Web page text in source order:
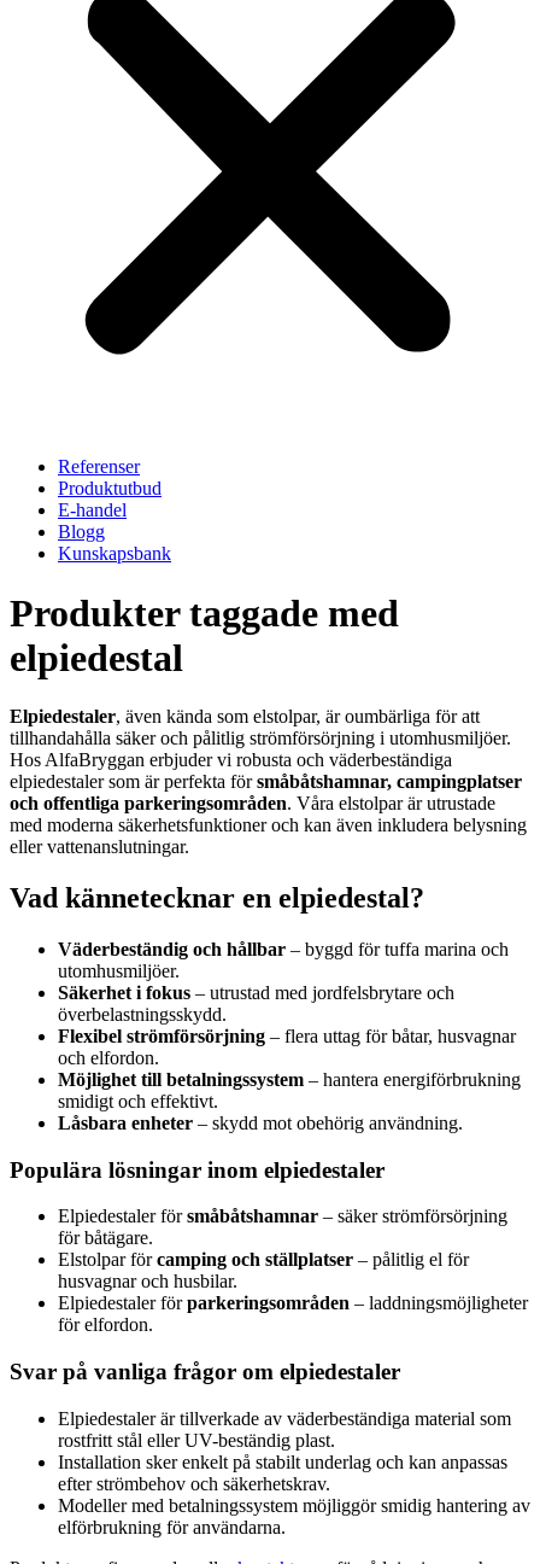
Referenser
Produktutbud
E-handel
Blogg
Kunskapsbank
Produkter taggade med
elpiedestal
Elpiedestaler, även kända som elstolpar, är oumbärliga för att
tillhandahålla säker och pålitlig strömförsörjning i utomhusmiljöer.
Hos AlfaBryggan erbjuder vi robusta och väderbeständiga
elpiedestaler som är perfekta försmåbåtshamnar, campingplatser
och offentliga parkeringsområden. Våra elstolpar är utrustade
med moderna säkerhetsfunktioner och kan även inkludera belysning
eller vattenanslutningar.
Vad kännetecknar en elpiedestal?
Väderbeständig och hållbar – byggd för tuffa marina och
utomhusmiljöer.
Säkerhet i fokus – utrustad med jordfelsbrytare och
överbelastningsskydd.
Flexibel strömförsörjning – flera uttag för båtar, husvagnar
och elfordon.
Möjlighet till betalningssystem – hantera energiförbrukning
smidigt och effektivt.
Låsbara enheter – skydd mot obehörig användning.
Populära lösningar inom elpiedestaler
Elpiedestaler försmåbåtshamnar – säker strömförsörjning
för båtägare.
Elstolpar förcamping och ställplatser – pålitlig el för
husvagnar och husbilar.
Elpiedestaler förparkeringsområden – laddningsmöjligheter
för elfordon.
Svar på vanliga frågor om elpiedestaler
Elpiedestaler är tillverkade av väderbeständiga material som
rostfritt stål eller UV-beständig plast.
Installation sker enkelt på stabilt underlag och kan anpassas
efter strömbehov och säkerhetskrav.
Modeller med betalningssystem möjliggör smidig hantering av
elförbrukning för användarna.